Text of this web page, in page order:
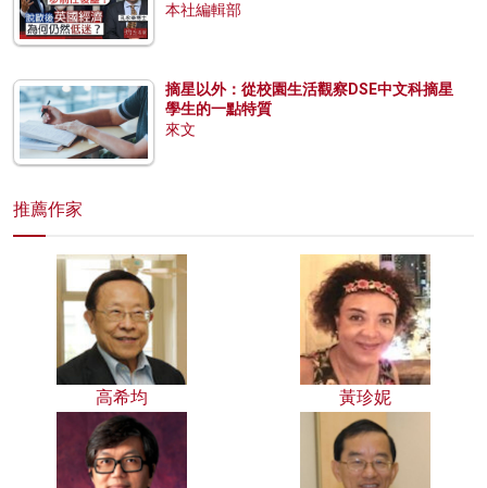
本社編輯部
摘星以外：從校園生活觀察DSE中文科摘星
學生的一點特質
來文
推薦作家
高希均 黃珍妮